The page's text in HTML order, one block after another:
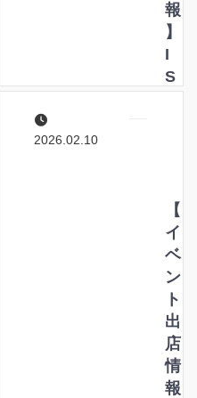
報
】
I
S
具
書
く
こ
と
の
魅
力
展
2026.02.10
【
イ
ベ
ン
ト
出
店
情
報